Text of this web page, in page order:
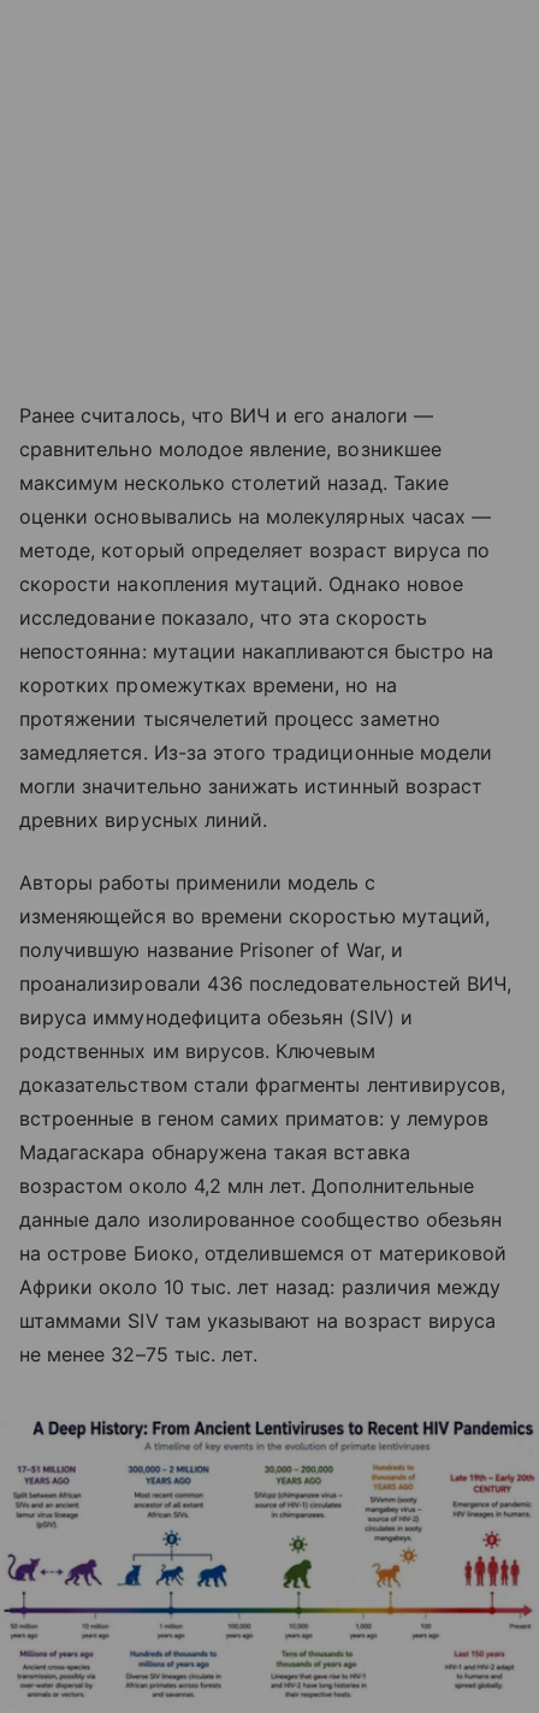
Ранее считалось, что ВИЧ и его аналоги —
сравнительно молодое явление, возникшее
максимум несколько столетий назад. Такие
оценки основывались на молекулярных часах —
методе, который определяет возраст вируса по
скорости накопления мутаций. Однако новое
исследование показало, что эта скорость
непостоянна: мутации накапливаются быстро на
коротких промежутках времени, но на
протяжении тысячелетий процесс заметно
замедляется. Из-за этого традиционные модели
могли значительно занижать истинный возраст
древних вирусных линий.
Авторы работы применили модель с
изменяющейся во времени скоростью мутаций,
получившую название Prisoner of War, и
проанализировали 436 последовательностей ВИЧ,
вируса иммунодефицита обезьян (SIV) и
родственных им вирусов. Ключевым
доказательством стали фрагменты лентивирусов,
встроенные в геном самих приматов: у лемуров
Мадагаскара обнаружена такая вставка
возрастом около 4,2 млн лет. Дополнительные
данные дало изолированное сообщество обезьян
на острове Биоко, отделившемся от материковой
Африки около 10 тыс. лет назад: различия между
штаммами SIV там указывают на возраст вируса
не менее 32–75 тыс. лет.